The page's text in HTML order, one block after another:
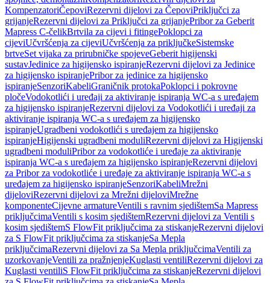
KompenzatoriČepoviRezervni dijelovi za ČepoviPriključci za
grijanjeRezervni dijelovi za Priključci za grijanjePribor za Geberit
Mapress C-čelikBrtvila za cijevi i fitingePoklopci za
cijeviUčvršćenja za cijeviUčvršćenja za priključkeSistemske
brtveSet vijaka za prirubničke spojeveGeberit higijenski
sustavJedinice za higijensko ispiranjeRezervni dijelovi za Jedinice
za higijensko ispiranjePribor za jedinice za higijensko
ispiranjeSenzoriKabeliGraničnik protokaPoklopci i pokrovne
pločeVodokotlići i uređaji za aktiviranje ispiranja WC-a s uređajem
za higijensko ispiranjeRezervni dijelovi za Vodokotlići i uređaji za
aktiviranje ispiranja WC-a s uređajem za higijensko
ispiranjeUgradbeni vodokotlići s uređajem za higijensko
ispiranjeHigijenski ugradbeni moduliRezervni dijelovi za Higijenski
ugradbeni moduliPribor za vodokotliće i uređaje za aktiviranje
ispiranja WC-a s uređajem za higijensko ispiranjeRezervni dijelovi
za Pribor za vodokotliće i uređaje za aktiviranje ispiranja WC-a s
uređajem za higijensko ispiranjeSenzoriKabeliMrežni
dijeloviRezervni dijelovi za Mrežni dijeloviMrežne
komponenteCijevne armatureVentili s ravnim sjedištemSa Mapress
priključcimaVentili s kosim sjedištemRezervni dijelovi za Ventili s
kosim sjedištemS FlowFit priključcima za stiskanjeRezervni dijelovi
za S FlowFit priključcima za stiskanjeSa Mepla
priključcimaRezervni dijelovi za Sa Mepla priključcimaVentili za
uzorkovanjeVentili za pražnjenjeKuglasti ventiliRezervni dijelovi za
Kuglasti ventiliS FlowFit priključcima za stiskanjeRezervni dijelovi